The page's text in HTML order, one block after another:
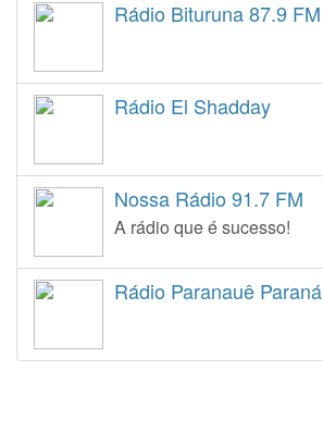
Rádio Bituruna 87.9 FM
Rádio El Shadday
Nossa Rádio 91.7 FM
A rádio que é sucesso!
Rádio Paranauê Paraná